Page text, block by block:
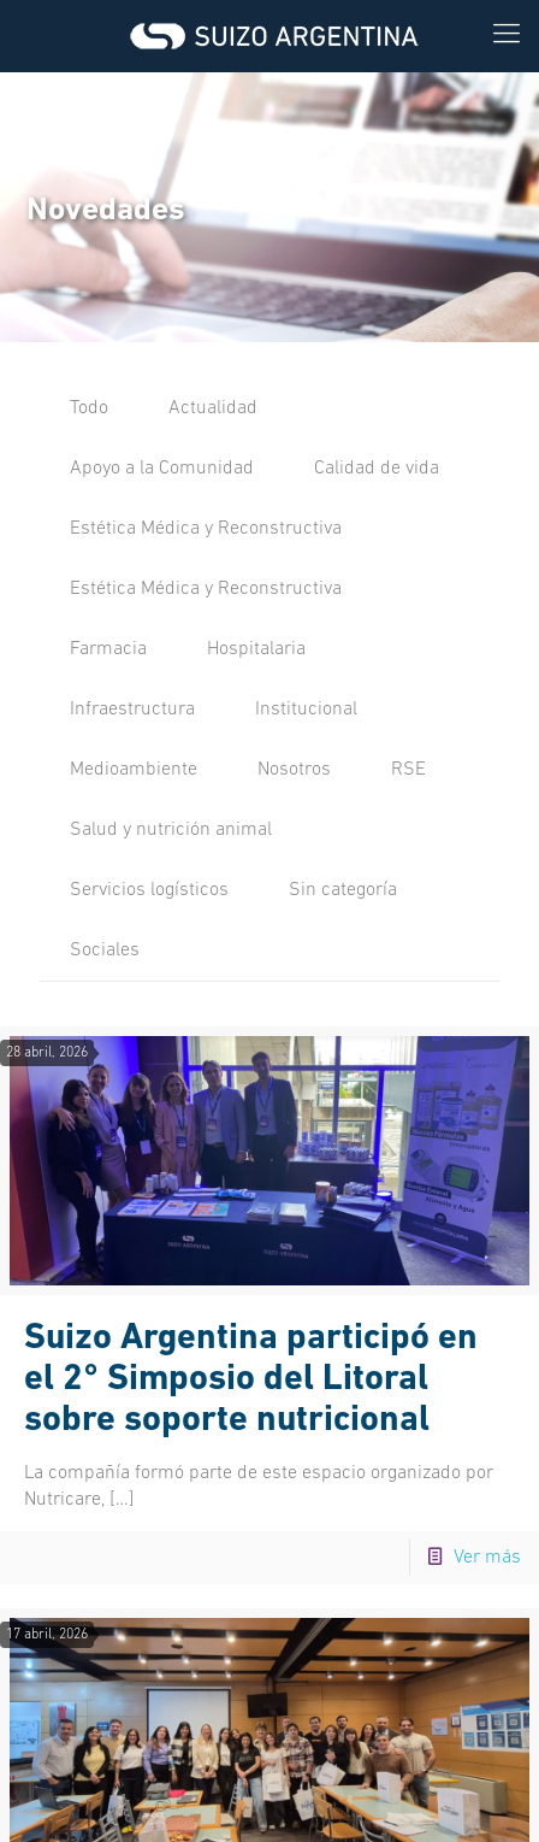
Novedades
Todo Actualidad
Apoyo a la Comunidad Calidad de vida
Estética Médica y Reconstructiva
Estética Médica y Reconstructiva
Farmacia Hospitalaria
Infraestructura Institucional
Medioambiente Nosotros RSE
Salud y nutrición animal
Servicios logísticos Sin categoría
Sociales
28 abril, 2026
Suizo Argentina participó en
el 2° Simposio del Litoral
sobre soporte nutricional
La compañía formó parte de este espacio organizado por
Nutricare, […]
Ver más
17 abril, 2026